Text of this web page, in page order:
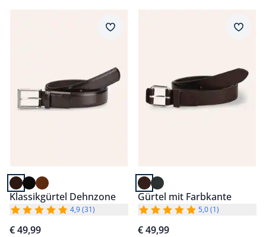
Klassikgürtel Dehnzone
4,9 (31)
€ 49,99
Merkzettel
Gürtel mit Farbkante
5,0 (1)
€ 49,99